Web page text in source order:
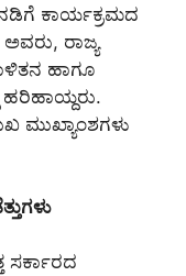
ಕಾರ್ಯಕ್ರಮದ
ರಾಜ್ಯ
ಹಾಗೂ
ಮುಖ್ಯಾಂಶಗಳು
ಸರ್ಕಾರದ